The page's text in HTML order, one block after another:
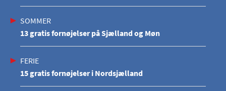
SOMMER
13 gratis fornøjelser på Sjælland og Møn
FERIE
15 gratis fornøjelser i Nordsjælland